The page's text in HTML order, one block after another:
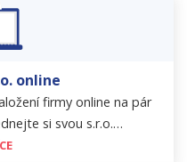
online
firmy online na pár
si svou s.r.o.…